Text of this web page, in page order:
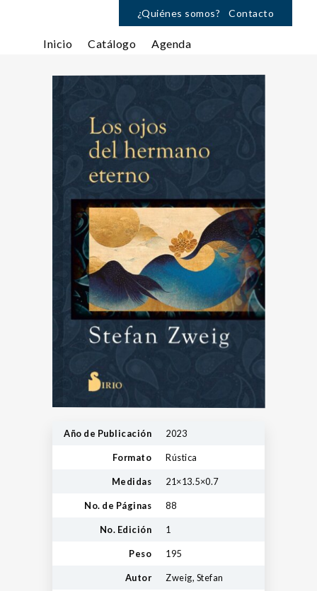
¿Quiénes somos? Contacto
Inicio Catálogo Agenda
Año de Publicación 2023
Formato Rústica
Medidas 21×13.5×0.7
No. de Páginas 88
No. Edición 1
Peso 195
Autor Zweig, Stefan